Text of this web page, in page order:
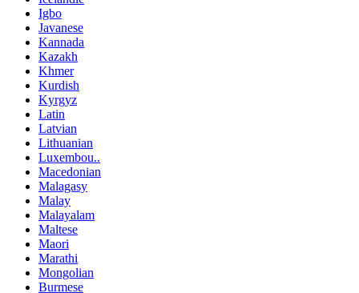
Igbo
Javanese
Kannada
Kazakh
Khmer
Kurdish
Kyrgyz
Latin
Latvian
Lithuanian
Luxembou..
Macedonian
Malagasy
Malay
Malayalam
Maltese
Maori
Marathi
Mongolian
Burmese